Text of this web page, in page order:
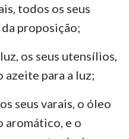
todos os seus
proposição;
os seus utensílios,
azeite para a luz;
seus varais, o óleo
aromático, e o